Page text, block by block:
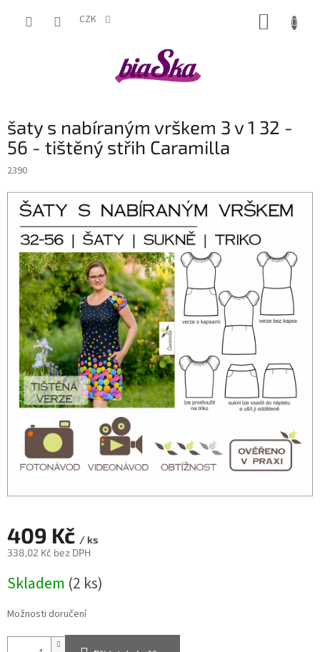
CZK
šaty s nabíraným vrškem 3 v 1 32 -
56 - tištěný střih Caramilla
2390
409 Kč / ks
338,02 Kč bez DPH
cena:
Skladem (2 ks)
Možnosti doručení